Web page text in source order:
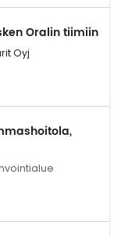
Oralin tiimiin
Oyj